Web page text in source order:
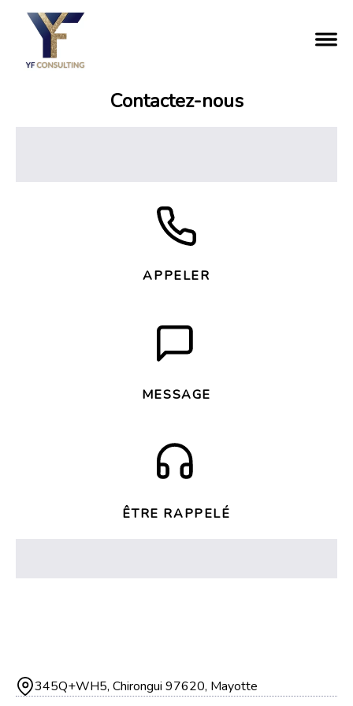
Contactez-nous
APPELER
MESSAGE
ÊTRE RAPPELÉ
345Q+WH5, Chirongui 97620, Mayotte